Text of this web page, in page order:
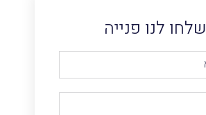
שלחו לנו פנייה